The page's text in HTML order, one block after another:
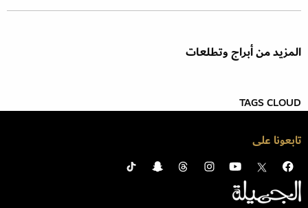
المزيد من أبراج وتطلعات
TAGS CLOUD
تابعونا على